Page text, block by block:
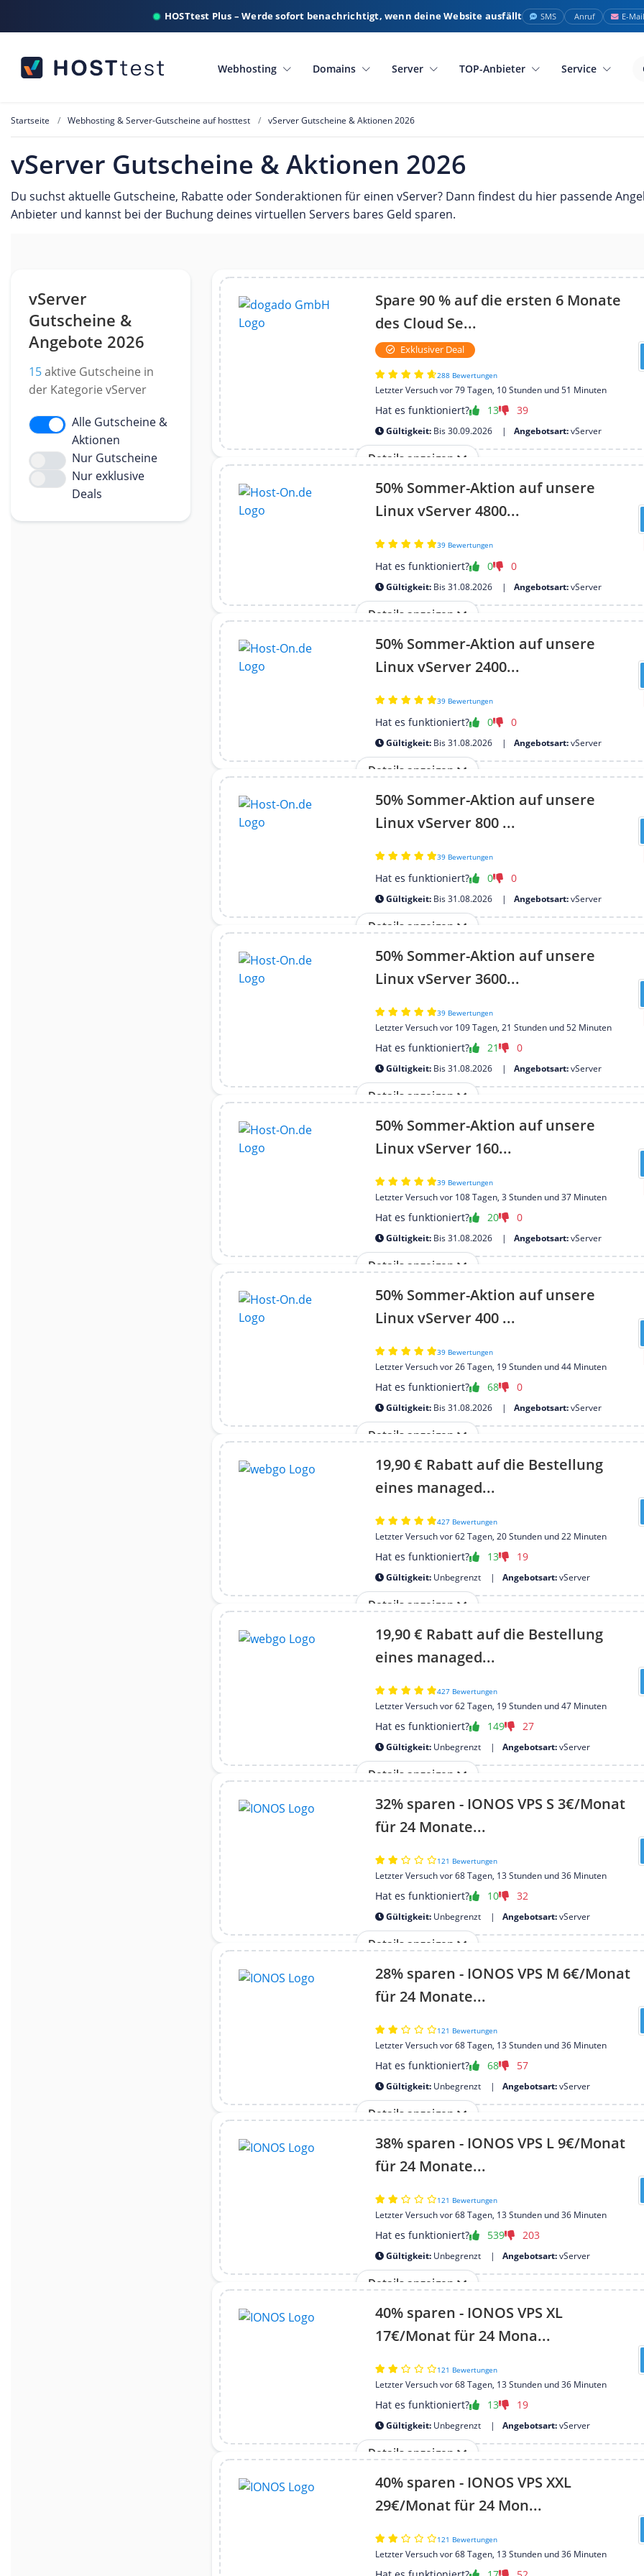
HOSTtest Plus – Werde sofort benachrichtigt, wenn deine Website ausfällt SMS Anruf E-Mail
Webhosting Domains Server TOP-Anbieter Service
Startseite Webhosting & Server-Gutscheine auf hosttest vServer Gutscheine & Aktionen 2026
vServer Gutscheine & Aktionen 2026
Du suchst aktuelle Gutscheine, Rabatte oder Sonderaktionen für einen vServer? Dann findest du hier passende
Anbieter und kannst bei der Buchung deines virtuellen Servers bares Geld sparen.
vServer
Gutscheine &
Angebote 2026
15aktive Gutscheine in
der Kategorie vServer
Alle Gutscheine &
Aktionen
Nur Gutscheine
Nur exklusive
Deals
Spare 90 % auf die ersten 6 Monate
des Cloud Se...
Exklusiver Deal
288 Bewertungen
Letzter Versuch vor 79 Tagen, 10 Stunden und 51 Minuten
Hat es funktioniert? 13 39
Gültigkeit: Bis 30.09.2026 Angebotsart:vServer
Details anzeigen
50% Sommer-Aktion auf unsere
Linux vServer 4800...
39 Bewertungen
Hat es funktioniert? 0 0
Gültigkeit: Bis 31.08.2026 Angebotsart:vServer
Details anzeigen
50% Sommer-Aktion auf unsere
Linux vServer 2400...
39 Bewertungen
Hat es funktioniert? 0 0
Gültigkeit: Bis 31.08.2026 Angebotsart:vServer
Details anzeigen
50% Sommer-Aktion auf unsere
Linux vServer 800 ...
39 Bewertungen
Hat es funktioniert? 0 0
Gültigkeit: Bis 31.08.2026 Angebotsart:vServer
Details anzeigen
50% Sommer-Aktion auf unsere
Linux vServer 3600...
39 Bewertungen
Letzter Versuch vor 109 Tagen, 21 Stunden und 52 Minuten
Hat es funktioniert? 21 0
Gültigkeit: Bis 31.08.2026 Angebotsart:vServer
Details anzeigen
50% Sommer-Aktion auf unsere
Linux vServer 160...
39 Bewertungen
Letzter Versuch vor 108 Tagen, 3 Stunden und 37 Minuten
Hat es funktioniert? 20 0
Gültigkeit: Bis 31.08.2026 Angebotsart:vServer
Details anzeigen
50% Sommer-Aktion auf unsere
Linux vServer 400 ...
39 Bewertungen
Letzter Versuch vor 26 Tagen, 19 Stunden und 44 Minuten
Hat es funktioniert? 68 0
Gültigkeit: Bis 31.08.2026 Angebotsart:vServer
Details anzeigen
19,90 € Rabatt auf die Bestellung
eines managed...
427 Bewertungen
Letzter Versuch vor 62 Tagen, 20 Stunden und 22 Minuten
Hat es funktioniert? 13 19
Gültigkeit: Unbegrenzt Angebotsart:vServer
Details anzeigen
19,90 € Rabatt auf die Bestellung
eines managed...
427 Bewertungen
Letzter Versuch vor 62 Tagen, 19 Stunden und 47 Minuten
Hat es funktioniert? 149 27
Gültigkeit: Unbegrenzt Angebotsart:vServer
Details anzeigen
32% sparen - IONOS VPS S 3€/Monat
für 24 Monate...
121 Bewertungen
Letzter Versuch vor 68 Tagen, 13 Stunden und 36 Minuten
Hat es funktioniert? 10 32
Gültigkeit: Unbegrenzt Angebotsart:vServer
Details anzeigen
28% sparen - IONOS VPS M 6€/Monat
für 24 Monate...
121 Bewertungen
Letzter Versuch vor 68 Tagen, 13 Stunden und 36 Minuten
Hat es funktioniert? 68 57
Gültigkeit: Unbegrenzt Angebotsart:vServer
Details anzeigen
38% sparen - IONOS VPS L 9€/Monat
für 24 Monate...
121 Bewertungen
Letzter Versuch vor 68 Tagen, 13 Stunden und 36 Minuten
Hat es funktioniert? 539 203
Gültigkeit: Unbegrenzt Angebotsart:vServer
Details anzeigen
40% sparen - IONOS VPS XL
17€/Monat für 24 Mona...
121 Bewertungen
Letzter Versuch vor 68 Tagen, 13 Stunden und 36 Minuten
Hat es funktioniert? 13 19
Gültigkeit: Unbegrenzt Angebotsart:vServer
Details anzeigen
40% sparen - IONOS VPS XXL
29€/Monat für 24 Mon...
121 Bewertungen
Letzter Versuch vor 68 Tagen, 13 Stunden und 36 Minuten